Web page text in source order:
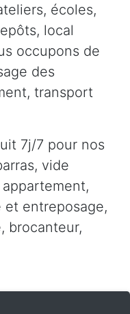
écoles,
local
occupons de
des
transport
7j/7 pour nos
vide
et entreposage,
brocanteur,